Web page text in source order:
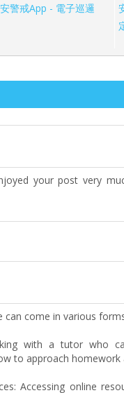
警戒App - 電子巡邏
your post very
can come in various
with a tutor who
to approach homework
Accessing online